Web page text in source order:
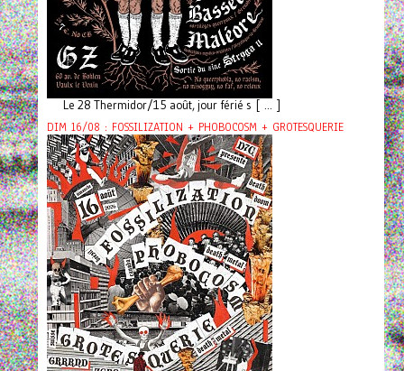
Le 28 Thermidor/15 août, jour férié s [ ... ]
DIM 16/08 : FOSSILIZATION + PHOBOCOSM + GROTESQUERIE